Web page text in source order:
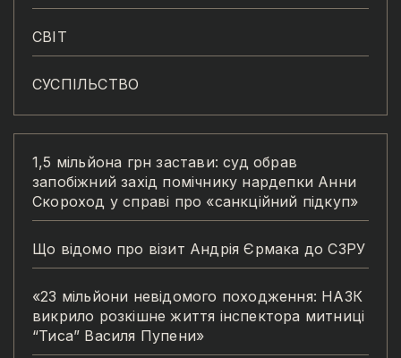
СВІТ
СУСПІЛЬСТВО
1,5 мільйона грн застави: суд обрав
запобіжний захід помічнику нардепки Анни
Скороход у справі про «санкційний підкуп»
Що відомо про візит Андрія Єрмака до СЗРУ
«23 мільйони невідомого походження: НАЗК
викрило розкішне життя інспектора митниці
“Тиса” Василя Пупени»